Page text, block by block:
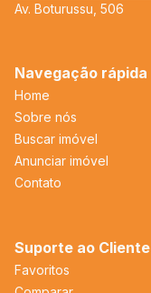
Av. Boturussu, 506
Navegação rápida
Home
Sobre nós
Buscar imóvel
Anunciar imóvel
Contato
Suporte ao Cliente
Favoritos